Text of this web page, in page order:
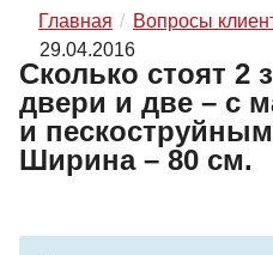
Главная
Вопросы
29.04.2016
Сколько стоят 2
двери и две – с
и
Ширина – 80 см.